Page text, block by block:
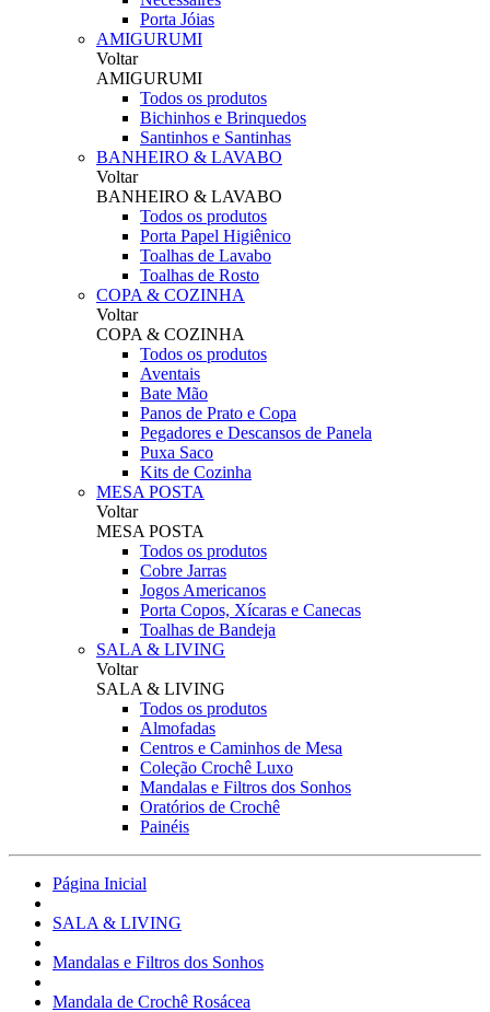
Porta Jóias
AMIGURUMI
Voltar
AMIGURUMI
Todos os produtos
Bichinhos e Brinquedos
Santinhos e Santinhas
BANHEIRO & LAVABO
Voltar
BANHEIRO & LAVABO
Todos os produtos
Porta Papel Higiênico
Toalhas de Lavabo
Toalhas de Rosto
COPA & COZINHA
Voltar
COPA & COZINHA
Todos os produtos
Aventais
Bate Mão
Panos de Prato e Copa
Pegadores e Descansos de Panela
Puxa Saco
Kits de Cozinha
MESA POSTA
Voltar
MESA POSTA
Todos os produtos
Cobre Jarras
Jogos Americanos
Porta Copos, Xícaras e Canecas
Toalhas de Bandeja
SALA & LIVING
Voltar
SALA & LIVING
Todos os produtos
Almofadas
Centros e Caminhos de Mesa
Coleção Crochê Luxo
Mandalas e Filtros dos Sonhos
Oratórios de Crochê
Painéis
Página Inicial
SALA & LIVING
Mandalas e Filtros dos Sonhos
Mandala de Crochê Rosácea